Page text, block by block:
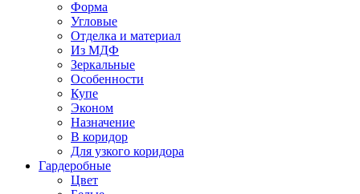
Форма
Угловые
Отделка и материал
Из МДФ
Зеркальные
Особенности
Купе
Эконом
Назначение
В коридор
Для узкого коридора
Гардеробные
Цвет